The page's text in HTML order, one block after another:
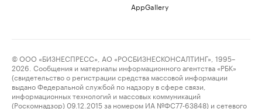
AppGallery
© ООО «БИЗНЕСПРЕСС», АО «РОСБИЗНЕСКОНСАЛТИНГ», 1995–
2026. Сообщения и материалы информационного агентства «РБК»
(свидетельство о регистрации средства массовой информации
выдано Федеральной службой по надзору в сфере связи,
информационных технологий и массовых коммуникаций
(Роскомнадзор) 09.12.2015 за номером ИА №ФС77-63848) и сетевого